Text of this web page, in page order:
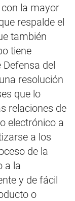
la mayor
respalde el
también
tiene
del
resolución
que lo
relaciones de
electrónico a
a los
de la
a la
y de fácil
o